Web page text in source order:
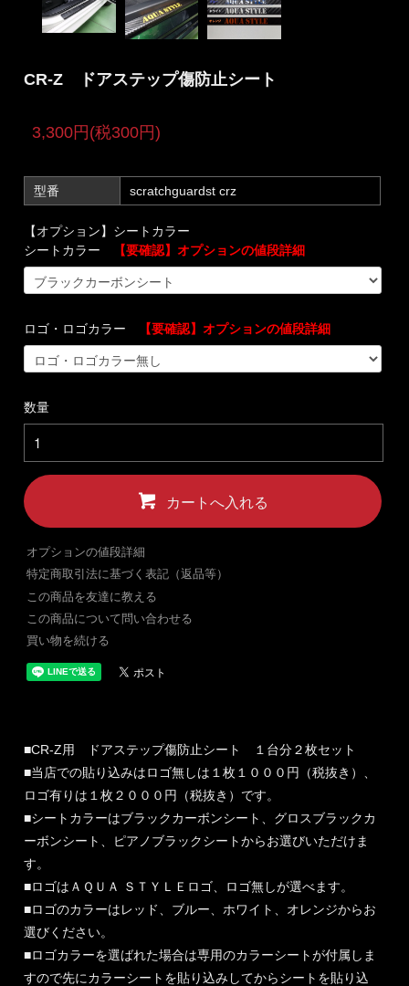
CR-Z ドアステップ傷防止シート
3,300円(税300円)
型番 scratchguardst crz
【オプション】シートカラー
シートカラー
【要確認】オプションの値段詳細
ロゴ・ロゴカラー 【要確認】オプションの値段詳細
数量
カートへ入れる
オプションの値段詳細
特定商取引法に基づく表記（返品等）
この商品を友達に教える
この商品について問い合わせる
買い物を続ける
■CR-Z用 ドアステップ傷防止シート １台分２枚セット
■当店での貼り込みはロゴ無しは１枚１０００円（税抜き）、
ロゴ有りは１枚２０００円（税抜き）です。
■シートカラーはブラックカーボンシート、グロスブラックカ
ーボンシート、ピアノブラックシートからお選びいただけま
す。
■ロゴはＡＱＵＡ ＳＴＹＬＥロゴ、ロゴ無しが選べます。
■ロゴのカラーはレッド、ブルー、ホワイト、オレンジからお
選びください。
■ロゴカラーを選ばれた場合は専用のカラーシートが付属しま
すので先にカラーシートを貼り込みしてからシートを貼り込